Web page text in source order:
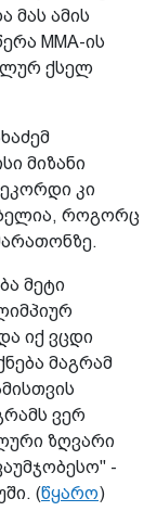
მას ამის
MMA-ის
ქსელ
მიზანი
კი
როგორც
მეტი
იქ ვცდი
მაგრამ
ვერ
ზღვარი
-
(წყარო)